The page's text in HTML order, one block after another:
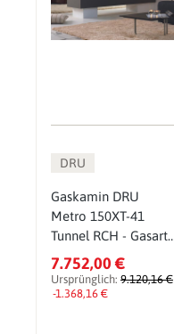
DRU
Gaskamin DRU
Metro 150XT-41
Tunnel RCH - Gasart:
Erdgas G20 (H/E) -
Glasscheibe: ohne
CV-Glas - PowerVent
7.752,00 €
Ursprünglich: 9.120,16 €
-1.368,16 €